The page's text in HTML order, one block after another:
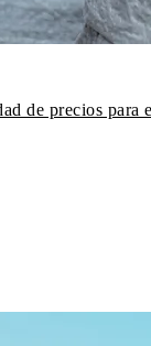
de precios para